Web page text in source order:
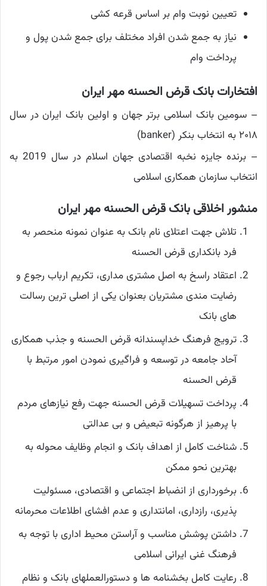
تعیین نوبت وام بر اساس قرعه کشی
نیاز به جمع شدن افراد مختلف برای جمع شدن پول و
پرداخت وام
افتخارات بانک قرض الحسنه مهر ایران
– سومین بانک اسلامی برتر جهان و اولین بانک ایران در سال
۲۰۱۸ به انتخاب بنکر (banker)
– برنده جایزه نخبه اقتصادی جهان اسلام در سال 2019 به
انتخاب سازمان همکاری اسلامی
منشور اخلاقی بانک قرض الحسنه مهر ایران
تلاش جهت اعتلای نام بانک به عنوان نمونه منحصر به
فرد بانکداری قرض الحسنه
اعتقاد راسخ به اصل مشتری مداری، تکریم ارباب رجوع و
رضایت مندی مشتریان بعنوان یکی از اصلی ترین رسالت
های بانک
ترویج فرهنگ خداپسندانه قرض الحسنه و جذب همکاری
آحاد جامعه در توسعه و فراگیری نمودن امور مرتبط با
قرض الحسنه
پرداخت تسهیلات قرض الحسنه جهت رفع نیازهای مردم
با پرهیز از هرگونه تبعیض و بی عدالتی
شناخت کامل از اهداف بانک و انجام وظایف محوله به
بهترین نحو ممکن
برخورداری از انضباط اجتماعی و اقتصادی، مسئولیت
پذیری، رازداری، امانتداری و عدم افشای اطلاعات محرمانه
داشتن پوشش مناسب و آراستن محیط اداری با توجه به
فرهنگ غنی ایرانی اسلامی
رعایت کامل بخشنامه ها و دستورالعملهای بانک و نظام